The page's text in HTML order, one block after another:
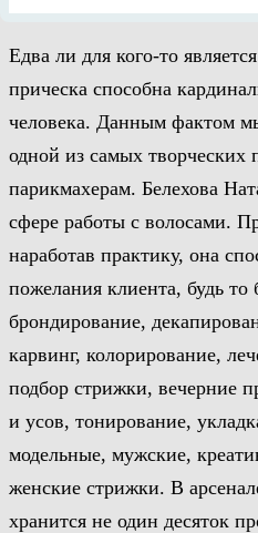
Едва ли для кого-то
прическа способна
человека. Данным фактом
одной из самых
парикмахерам. Белехова
сфере работы с волосами.
наработав практику, она
пожелания клиента, будь то
брондирование,
карвинг, колорирование,
подбор стрижки, вечерние
и усов, тонирование,
модельные, мужские,
женские стрижки. В
хранится не один десяток